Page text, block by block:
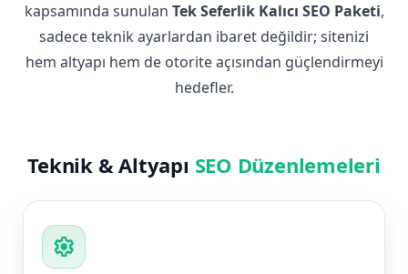
kapsamında sunulan Tek Seferlik Kalıcı SEO Paketi,
sadece teknik ayarlardan ibaret değildir; sitenizi
hem altyapı hem de otorite açısından güçlendirmeyi
hedefler.
Teknik & Altyapı SEO Düzenlemeleri
settings